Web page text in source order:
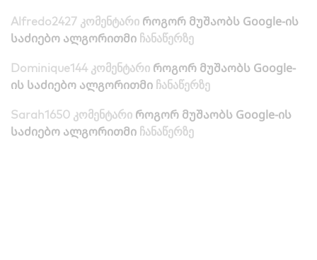
Alfredo2427 კომენტარი როგორ მუშაობს Google-ის
საძიებო ალგორითმი ჩანაწერზე
Dominique144 კომენტარი როგორ მუშაობს Google-
ის საძიებო ალგორითმი ჩანაწერზე
Sarah1650 კომენტარი როგორ მუშაობს Google-ის
საძიებო ალგორითმი ჩანაწერზე